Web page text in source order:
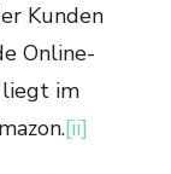
Kunden
Online-
im
[ii]